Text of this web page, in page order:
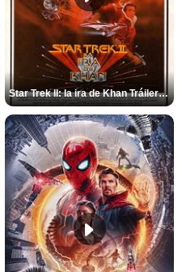
Star Trek II: la ira de Khan Tráiler VO